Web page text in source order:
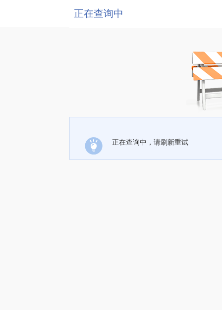
正在查询中
正在查询中，请刷新重试